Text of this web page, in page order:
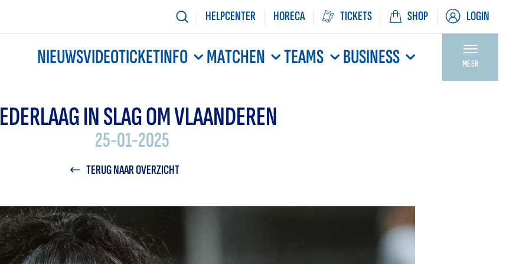
HELPCENTER HORECA TICKETS SHOP LOGIN
NIEUWSVIDEOTICKETINFO MATCHEN TEAMS BUSINESS MEER
IN SLAG OM VLAANDEREN
25-01-2025
TERUG NAAR OVERZICHT